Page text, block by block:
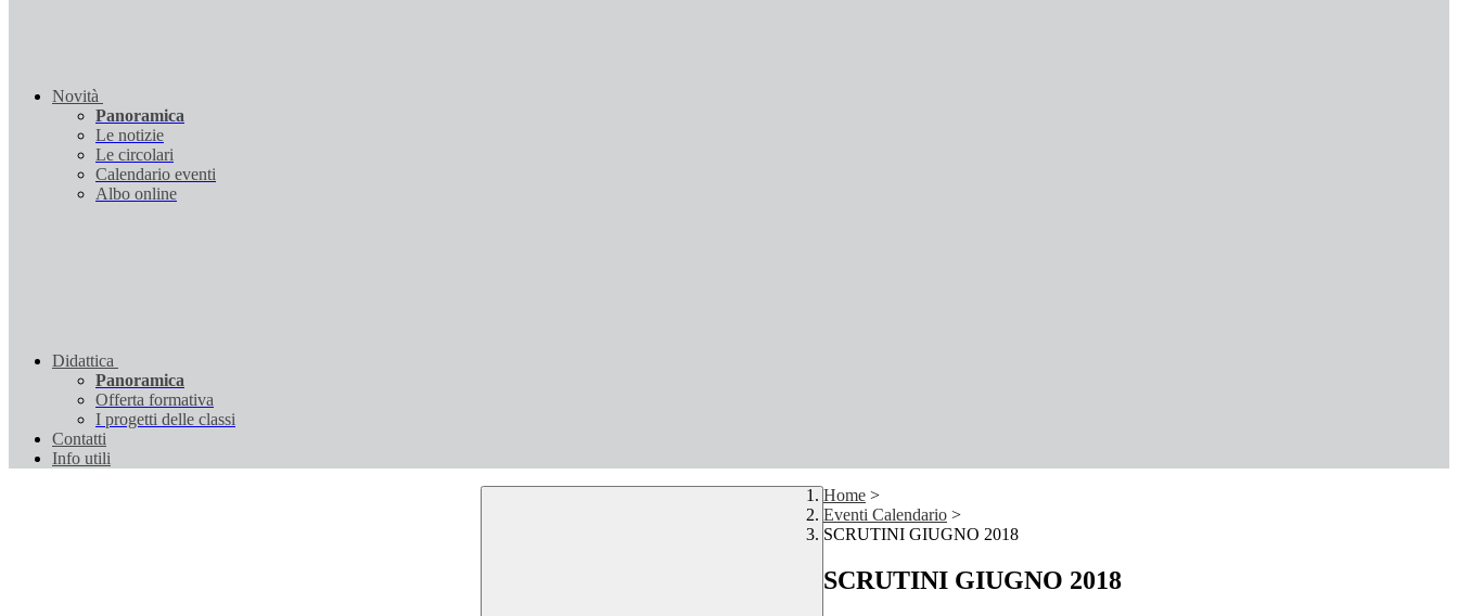
Novità
Panoramica
Le notizie
Le circolari
Calendario eventi
Albo online
Didattica
Panoramica
Offerta formativa
I progetti delle classi
Contatti
Info utili
Home >
Eventi Calendario >
SCRUTINI GIUGNO 2018
SCRUTINI GIUGNO 2018